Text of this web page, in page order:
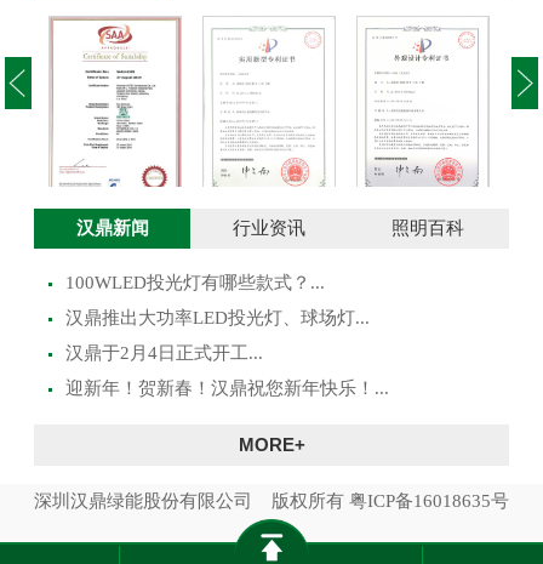
澳大利亚SAA证
书
投光灯实用新型
投光灯外观设计
汉鼎新闻 行业资讯 照明百科
100WLED投光灯有哪些款式？...
​汉鼎推出大功率LED投光灯、球场灯...
汉鼎于2月4日正式开工...
迎新年！贺新春！汉鼎祝您新年快乐！...
MORE+
深圳汉鼎绿能股份有限公司 版权所有 粤ICP备16018635号